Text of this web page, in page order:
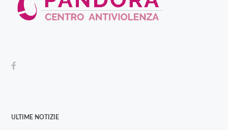
ULTIME NOTIZIE